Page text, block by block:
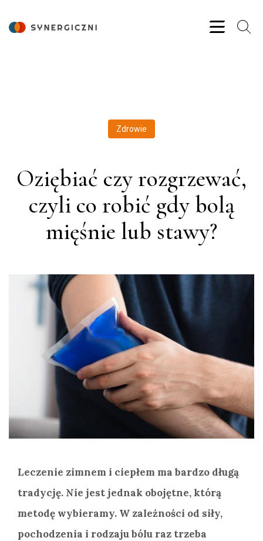
Zdrowie
Oziębiać czy rozgrzewać,
czyli co robić gdy bolą
mięśnie lub stawy?
Leczenie zimnem i ciepłem ma bardzo długą
tradycję. Nie jest jednak obojętne, którą
metodę wybieramy. W zależności od siły,
pochodzenia i rodzaju bólu raz trzeba